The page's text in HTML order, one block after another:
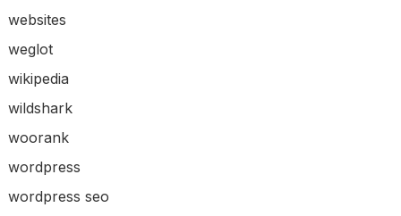
websites
weglot
wikipedia
wildshark
woorank
wordpress
wordpress seo